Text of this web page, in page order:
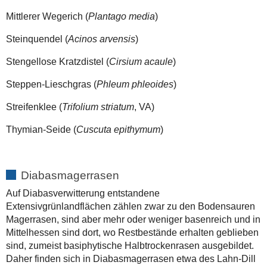
Mittlerer Wegerich (Plantago media)
Steinquendel (Acinos arvensis)
Stengellose Kratzdistel (Cirsium acaule)
Steppen-Lieschgras (Phleum phleoides)
Streifenklee (Trifolium striatum, VA)
Thymian-Seide (Cuscuta epithymum)
Diabasmagerrasen
Auf Diabasverwitterung entstandene
Extensivgrünlandflächen zählen zwar zu den Bodensauren
Magerrasen, sind aber mehr oder weniger basenreich und in
Mittelhessen sind dort, wo Restbestände erhalten geblieben
sind, zumeist basiphytische Halbtrockenrasen ausgebildet.
Daher finden sich in Diabasmagerrasen etwa des Lahn-Dill